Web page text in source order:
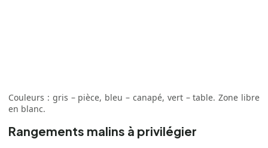
Couleurs : gris – pièce, bleu – canapé, vert – table. Zone libre
en blanc.
Rangements malins à privilégier